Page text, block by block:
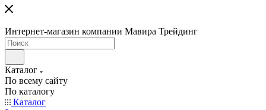
Интернет-магазин компании Мавира Трейдинг
Каталог
По всему сайту
По каталогу
Каталог